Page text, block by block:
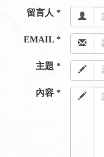
留言人 *
EMAIL *
主題 *
內容 *